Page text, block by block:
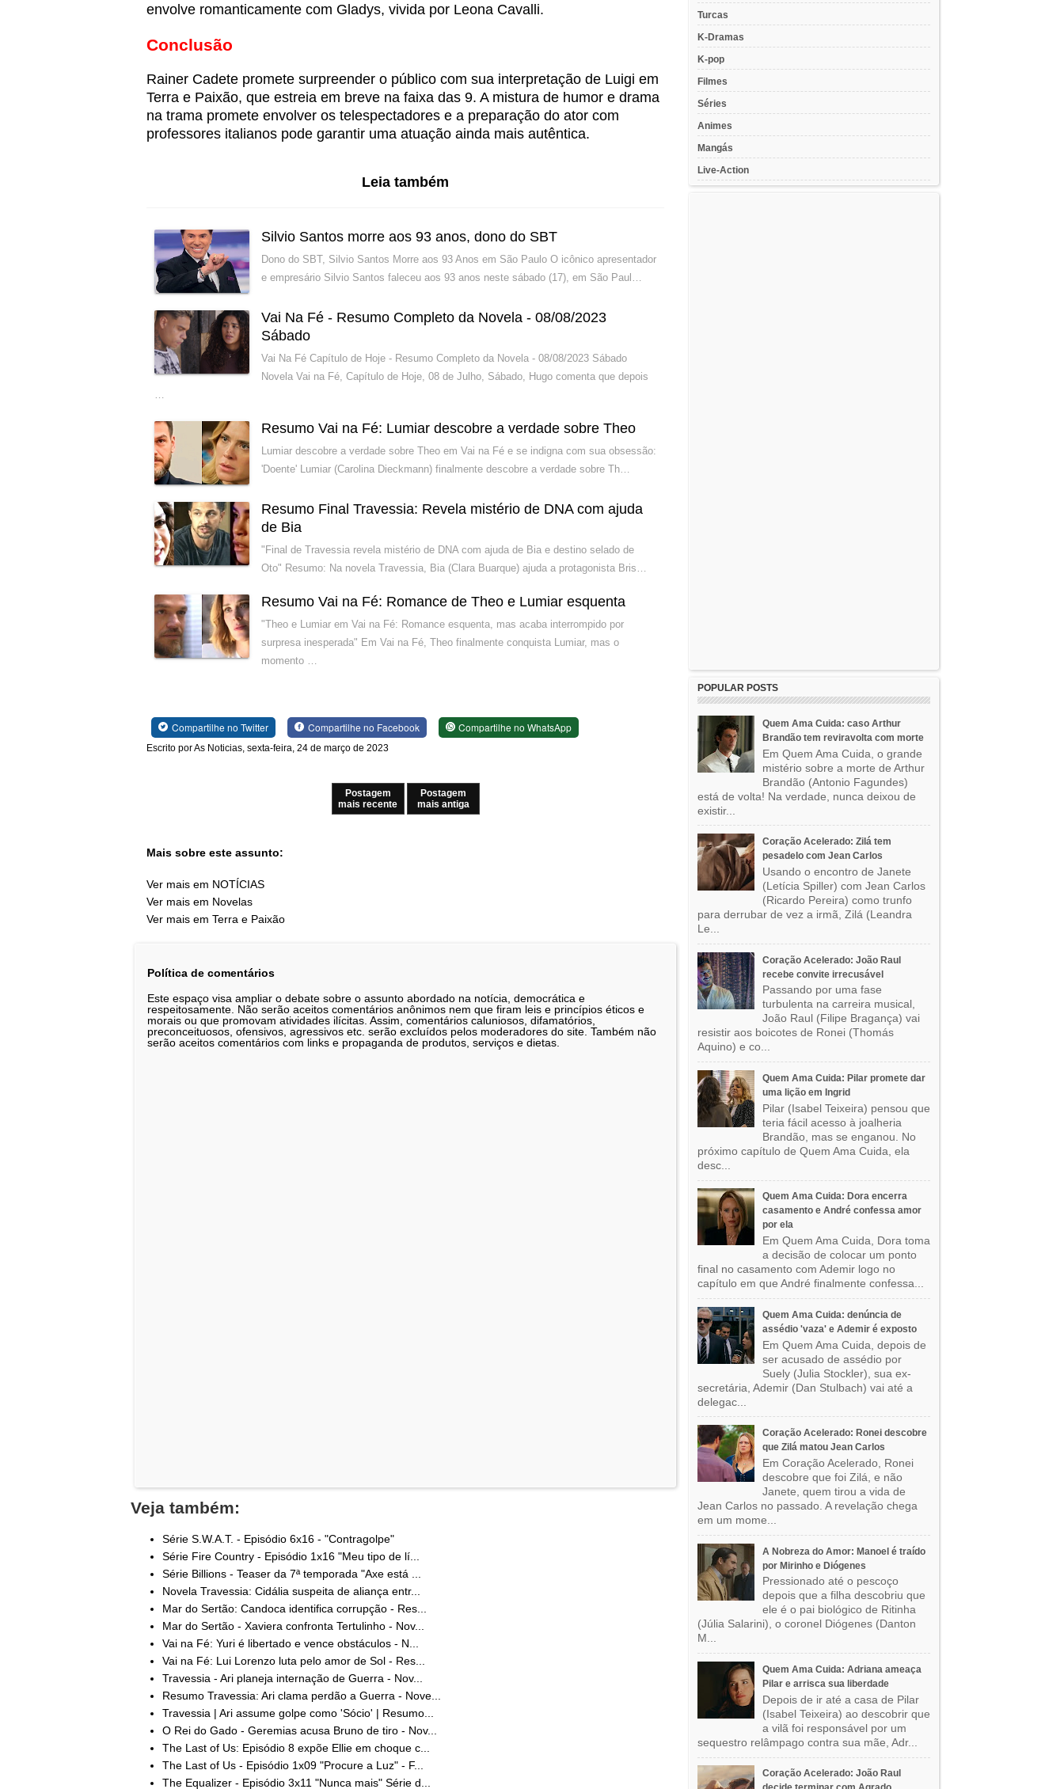
envolve romanticamente com Gladys, vivida por Leona Cavalli.
Conclusão
Rainer Cadete promete surpreender o público com sua interpretação de Luigi em
Terra e Paixão, que estreia em breve na faixa das 9. A mistura de humor e drama
na trama promete envolver os telespectadores e a preparação do ator com
professores italianos pode garantir uma atuação ainda mais autêntica.
Leia também
Silvio Santos morre aos 93 anos, dono do SBT
Dono do SBT, Silvio Santos Morre aos 93 Anos em São Paulo O icônico apresentador
e empresário Silvio Santos faleceu aos 93 anos neste sábado (17), em São Paul…
Vai Na Fé - Resumo Completo da Novela - 08/08/2023
Sábado
Vai Na Fé Capítulo de Hoje - Resumo Completo da Novela - 08/08/2023 Sábado
Novela Vai na Fé, Capítulo de Hoje, 08 de Julho, Sábado, Hugo comenta que depois
…
Resumo Vai na Fé: Lumiar descobre a verdade sobre Theo
Lumiar descobre a verdade sobre Theo em Vai na Fé e se indigna com sua obsessão:
'Doente' Lumiar (Carolina Dieckmann) finalmente descobre a verdade sobre Th…
Resumo Final Travessia: Revela mistério de DNA com ajuda
de Bia
"Final de Travessia revela mistério de DNA com ajuda de Bia e destino selado de
Oto" Resumo: Na novela Travessia, Bia (Clara Buarque) ajuda a protagonista Bris…
Resumo Vai na Fé: Romance de Theo e Lumiar esquenta
"Theo e Lumiar em Vai na Fé: Romance esquenta, mas acaba interrompido por
surpresa inesperada" Em Vai na Fé, Theo finalmente conquista Lumiar, mas o
momento …
Compartilhe no Twitter Compartilhe no Facebook Compartilhe no WhatsApp
Escrito por As Noticias, sexta-feira, 24 de março de 2023
Postagem
mais recente
Postagem
mais antiga
Mais sobre este assunto:
Ver mais em NOTÍCIAS
Ver mais em Novelas
Ver mais em Terra e Paixão
Política de comentários
Este espaço visa ampliar o debate sobre o assunto abordado na notícia, democrática e
respeitosamente. Não serão aceitos comentários anônimos nem que firam leis e princípios éticos e
morais ou que promovam atividades ilícitas. Assim, comentários caluniosos, difamatórios,
preconceituosos, ofensivos, agressivos etc. serão excluídos pelos moderadores do site. Também não
serão aceitos comentários com links e propaganda de produtos, serviços e dietas.
Veja também:
Série S.W.A.T. - Episódio 6x16 - "Contragolpe"
Série Fire Country - Episódio 1x16 "Meu tipo de lí...
Série Billions - Teaser da 7ª temporada "Axe está ...
Novela Travessia: Cidália suspeita de aliança entr...
Mar do Sertão: Candoca identifica corrupção - Res...
Mar do Sertão - Xaviera confronta Tertulinho - Nov...
Vai na Fé: Yuri é libertado e vence obstáculos - N...
Vai na Fé: Lui Lorenzo luta pelo amor de Sol - Res...
Travessia - Ari planeja internação de Guerra - Nov...
Resumo Travessia: Ari clama perdão a Guerra - Nove...
Travessia | Ari assume golpe como 'Sócio' | Resumo...
O Rei do Gado - Geremias acusa Bruno de tiro - Nov...
The Last of Us: Episódio 8 expõe Ellie em choque c...
The Last of Us - Episódio 1x09 "Procure a Luz" - F...
The Equalizer - Episódio 3x11 "Nunca mais" Série d...
Turcas
K-Dramas
K-pop
Filmes
Séries
Animes
Mangás
Live-Action
POPULAR POSTS
Quem Ama Cuida: caso Arthur
Brandão tem reviravolta com morte
Em Quem Ama Cuida, o grande
mistério sobre a morte de Arthur
Brandão (Antonio Fagundes)
está de volta! Na verdade, nunca deixou de
existir...
Coração Acelerado: Zilá tem
pesadelo com Jean Carlos
Usando o encontro de Janete
(Letícia Spiller) com Jean Carlos
(Ricardo Pereira) como trunfo
para derrubar de vez a irmã, Zilá (Leandra
Le...
Coração Acelerado: João Raul
recebe convite irrecusável
Passando por uma fase
turbulenta na carreira musical,
João Raul (Filipe Bragança) vai
resistir aos boicotes de Ronei (Thomás
Aquino) e co...
Quem Ama Cuida: Pilar promete dar
uma lição em Ingrid
Pilar (Isabel Teixeira) pensou que
teria fácil acesso à joalheria
Brandão, mas se enganou. No
próximo capítulo de Quem Ama Cuida, ela
desc...
Quem Ama Cuida: Dora encerra
casamento e André confessa amor
por ela
Em Quem Ama Cuida, Dora toma
a decisão de colocar um ponto
final no casamento com Ademir logo no
capítulo em que André finalmente confessa...
Quem Ama Cuida: denúncia de
assédio 'vaza' e Ademir é exposto
Em Quem Ama Cuida, depois de
ser acusado de assédio por
Suely (Julia Stockler), sua ex-
secretária, Ademir (Dan Stulbach) vai até a
delegac...
Coração Acelerado: Ronei descobre
que Zilá matou Jean Carlos
Em Coração Acelerado, Ronei
descobre que foi Zilá, e não
Janete, quem tirou a vida de
Jean Carlos no passado. A revelação chega
em um mome...
A Nobreza do Amor: Manoel é traído
por Mirinho e Diógenes
Pressionado até o pescoço
depois que a filha descobriu que
ele é o pai biológico de Ritinha
(Júlia Salarini), o coronel Diógenes (Danton
M...
Quem Ama Cuida: Adriana ameaça
Pilar e arrisca sua liberdade
Depois de ir até a casa de Pilar
(Isabel Teixeira) ao descobrir que
a vilã foi responsável por um
sequestro relâmpago contra sua mãe, Adr...
Coração Acelerado: João Raul